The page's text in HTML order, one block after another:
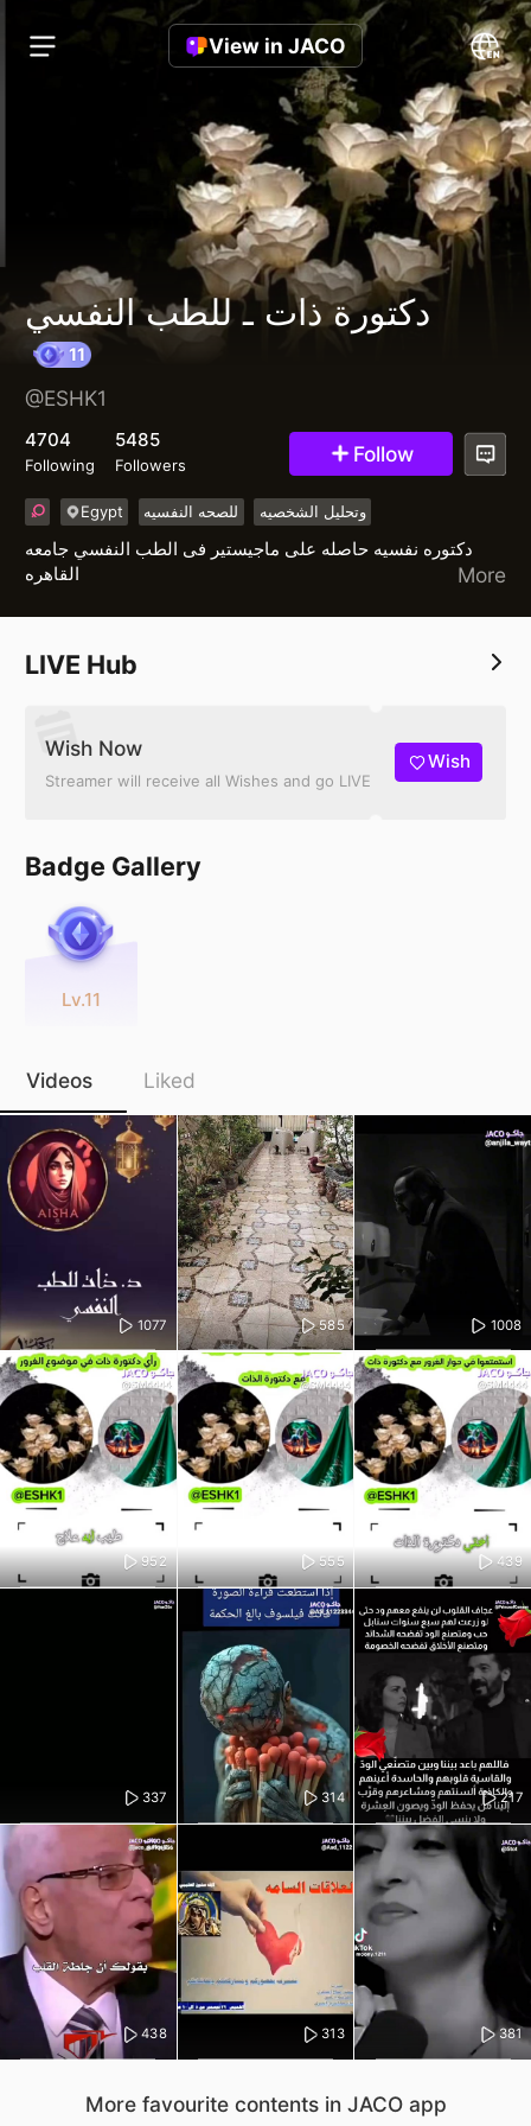
View in JACO
دكتورة ذات ـ للطب النفسي
11
@ESHK1
4704
Following
5485
Followers Follow
Egypt للصحه النفسيه وتحليل الشخصيه
دكتوره نفسيه حاصله على ماجيستير فى الطب النفسي جامعه
القاهره
More
LIVE Hub
Wish Now
Streamer will receive all Wishes and go LIVE
Wish
Badge Gallery
Lv.11
Videos Liked
1077 585 1008
952 555 439
337 314 217
438 313 381
More favourite contents in JACO app